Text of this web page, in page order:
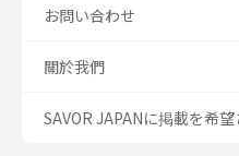
お問い合わせ
關於我們
SAVOR JAPANに掲載を希